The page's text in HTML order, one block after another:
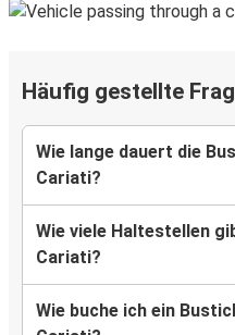
Häufig gestellte
Wie lange dauert die
Cariati?
Wie viele Haltestellen
Cariati?
Wie buche ich ein